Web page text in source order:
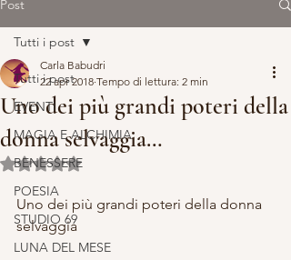
Post
Tutti i post
EVENTI
MAGIA E ALCHIMIA
BENESSERE
POESIA
STUDIO 69
LUNA DEL MESE
Tutti i post
Uno dei più grandi poteri della
donna selvaggia…
Carla Babudri
22 apr 2018 Tempo di lettura: 2 min
Valutazione NaN stelle su 5.
Uno dei più grandi poteri della donna
selvaggia